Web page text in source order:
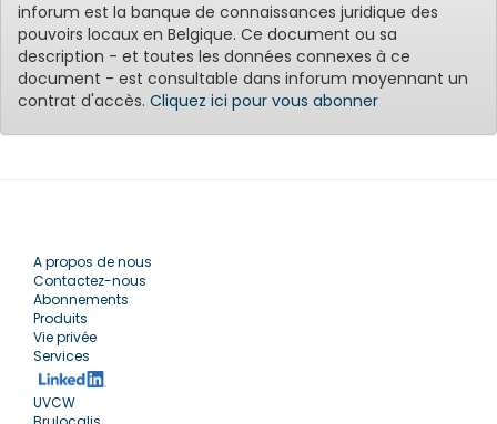
inforum est la banque de connaissances juridique des
pouvoirs locaux en Belgique. Ce document ou sa
description - et toutes les données connexes à ce
document - est consultable dans inforum moyennant un
contrat d'accès. Cliquez ici pour vous abonner
A propos de nous
Contactez-nous
Abonnements
Produits
Vie privée
Services
UVCW